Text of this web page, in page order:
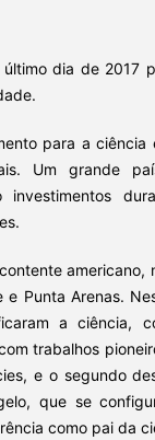
dia de 2017
para a ciência
Um grande
investimentos
americano,
Punta Arenas.
a ciência,
trabalhos
e o segundo
que se
como pai da